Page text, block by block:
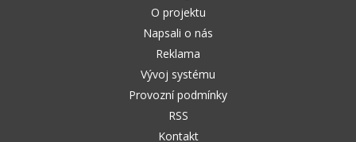
O projektu
Napsali o nás
Reklama
Vývoj systému
Provozní podmínky
RSS
Kontakt